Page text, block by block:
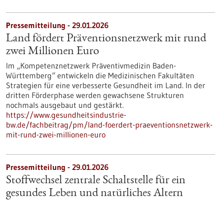
Pressemitteilung - 29.01.2026
Land fördert Präventionsnetzwerk mit rund
zwei Millionen Euro
Im „Kompetenznetzwerk Präventivmedizin Baden-
Württemberg“ entwickeln die Medizinischen Fakultäten
Strategien für eine verbesserte Gesundheit im Land. In der
dritten Förderphase werden gewachsene Strukturen
nochmals ausgebaut und gestärkt.
https://www.gesundheitsindustrie-
bw.de/fachbeitrag/pm/land-foerdert-praeventionsnetzwerk-
mit-rund-zwei-millionen-euro
Pressemitteilung - 29.01.2026
Stoffwechsel zentrale Schaltstelle für ein
gesundes Leben und natürliches Altern